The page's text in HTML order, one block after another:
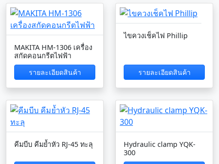
MAKITA HM-1306 เครื่อง
สกัดคอนกรีตไฟฟ้า
รายละเอียดสินค้า
ไขควงเช็คไฟ Phillip
รายละเอียดสินค้า
คีมบีบ คีมย้ำหัว RJ-45 ทะลุ
Hydraulic clamp YQK-
300